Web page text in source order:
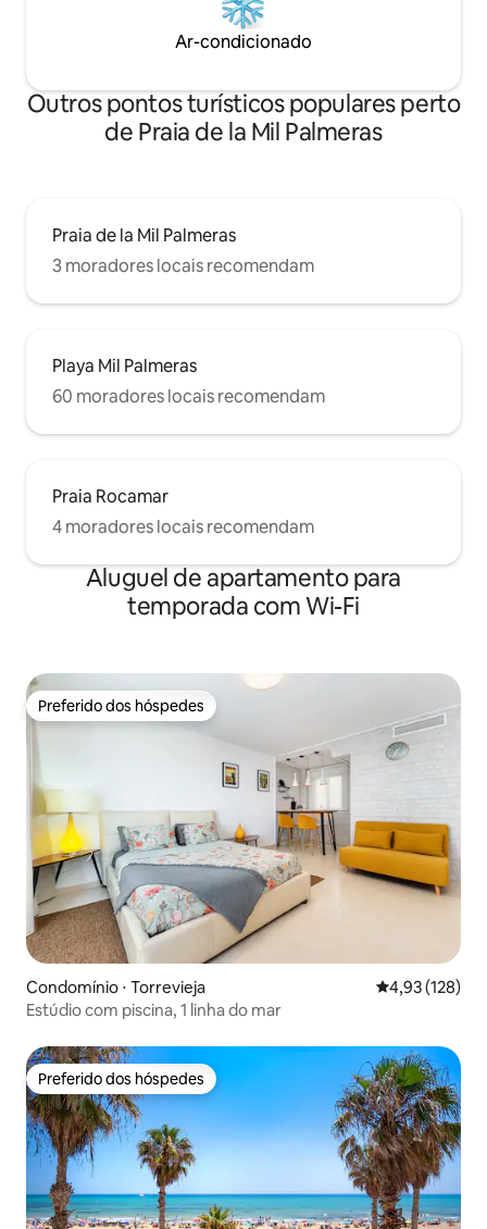
w salonie * 2 łazienki z prysznicami * duży
taras z bezpośrednim wyjściem na
płaskim ekranem w pełni wyposażona
kuchnia (lodówka, piekarnik, zmywarka,
ekspres do kawy, czajnik, naczynia) *
pralka, ręczniki i pościel w cenie *
Ar-condicionado
Outros pontos turísticos populares perto
de Praia de la Mil Palmeras
Praia de la Mil Palmeras
3 moradores locais recomendam
Playa Mil Palmeras
60 moradores locais recomendam
Praia Rocamar
4 moradores locais recomendam
Aluguel de apartamento para
temporada com Wi-Fi
Preferido dos hóspedes
Preferido dos hóspedes
Condomínio ⋅ Torrevieja 4,93 de uma
4,93 (128)
Estúdio com piscina, 1 linha do mar
Preferido dos hóspedes
Preferido dos hóspedes